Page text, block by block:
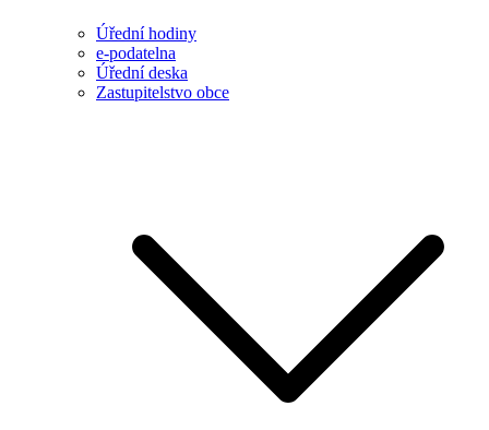
Úřední hodiny
e-podatelna
Úřední deska
Zastupitelstvo obce